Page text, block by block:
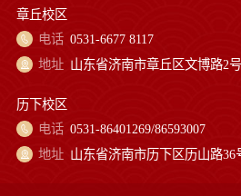
章丘校区
电话 0531-6677 8117
地址 山东省济南市章丘区文博路2号
历下校区
电话 0531-86401269/86593007
地址 山东省济南市历下区历山路36